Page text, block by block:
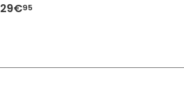
29€95